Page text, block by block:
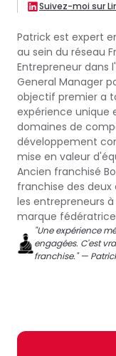
Suivez-moi sur
Patrick est expert
au sein du réseau
Entrepreneur dans
General Manager
objectif premier a
expérience unique
domaines de
développement
mise en valeur
Ancien franchisé
franchise des deux
les entrepreneurs
marque
"Une expérience
engagées. C'est
franchise." —